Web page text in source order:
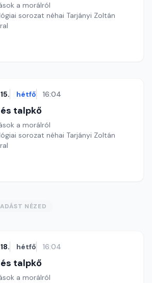
a morálról
sorozat néhai Tarjányi Zoltán
Szikora József
hétfő 16:04
talpkő
a morálról
sorozat néhai Tarjányi Zoltán
NÉZED
hétfő 16:04
talpkő
a morálról